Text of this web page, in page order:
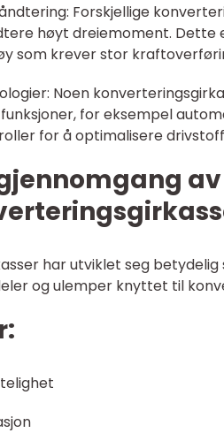
Forskjellige
høyt dreiemoment. Dette
som krever stor
Noen
for eksempel
for å optimalisere
har utviklet seg
og ulemper knyttet til